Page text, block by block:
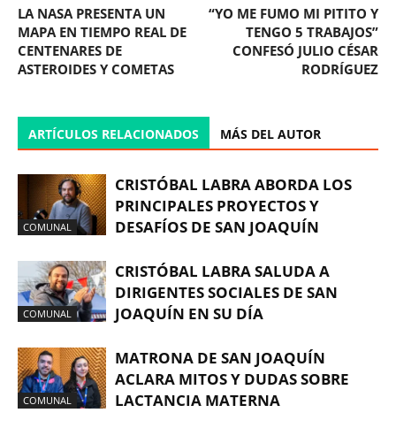
LA NASA PRESENTA UN
MAPA EN TIEMPO REAL DE
CENTENARES DE
ASTEROIDES Y COMETAS
“YO ME FUMO MI PITITO Y
TENGO 5 TRABAJOS”
CONFESÓ JULIO CÉSAR
RODRÍGUEZ
ARTÍCULOS RELACIONADOS MÁS DEL AUTOR
COMUNAL
CRISTÓBAL LABRA ABORDA LOS
PRINCIPALES PROYECTOS Y
DESAFÍOS DE SAN JOAQUÍN
COMUNAL
CRISTÓBAL LABRA SALUDA A
DIRIGENTES SOCIALES DE SAN
JOAQUÍN EN SU DÍA
COMUNAL
MATRONA DE SAN JOAQUÍN
ACLARA MITOS Y DUDAS SOBRE
LACTANCIA MATERNA